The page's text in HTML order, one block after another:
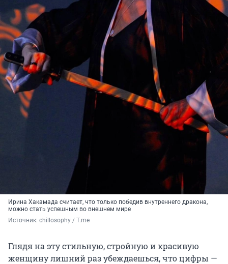
Ирина Хакамада считает, что только победив внутреннего дракона,
можно стать успешным во внешнем мире
Источник: chillosophy / T.me
Глядя на эту стильную, стройную и красивую
женщину лишний раз убеждаешься, что цифры —